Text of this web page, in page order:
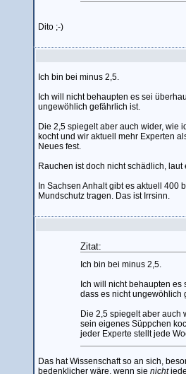
Dito ;-)
Ich bin bei minus 2,5.
Ich will nicht behaupten es sei
ungewöhlich gefährlich ist.
Die 2,5 spiegelt aber auch wider, wie
kocht und wir aktuell mehr Experten
Neues fest.
Rauchen ist doch nicht schädlich,
In Sachsen Anhalt gibt es aktuell 400
Mundschutz tragen. Das ist Irrsinn.
Zitat:
Ich bin bei minus 2,5.
Ich will nicht behaupten
dass es nicht ungewöhlich
Die 2,5 spiegelt aber auch
sein eigenes Süppchen
jeder Experte stellt jede
Das hat Wissenschaft so an sich,
bedenklicher wäre, wenn sie nicht